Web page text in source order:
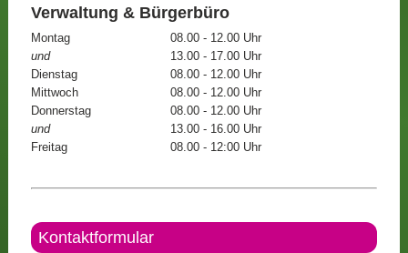
Verwaltung & Bürgerbüro
Montag
08.00 - 12.00 Uhr
und
13.00 - 17.00 Uhr
Dienstag
08.00 - 12.00 Uhr
Mittwoch
08.00 - 12.00 Uhr
Donnerstag
08.00 - 12.00 Uhr
und
13.00 - 16.00 Uhr
Freitag
08.00 - 12:00 Uhr
Kontaktformular